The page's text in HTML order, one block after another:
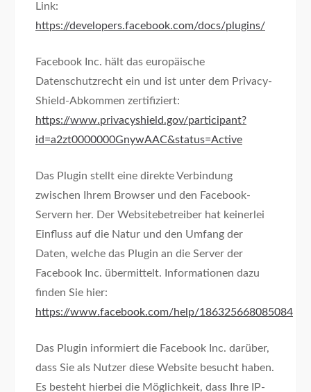
Link:
https://developers.facebook.com/docs/plugins/
Facebook Inc. hält das europäische
Datenschutzrecht ein und ist unter dem Privacy-
Shield-Abkommen zertifiziert:
https://www.privacyshield.gov/participant?
id=a2zt0000000GnywAAC&status=Active
Das Plugin stellt eine direkte Verbindung
zwischen Ihrem Browser und den Facebook-
Servern her. Der Websitebetreiber hat keinerlei
Einfluss auf die Natur und den Umfang der
Daten, welche das Plugin an die Server der
Facebook Inc. übermittelt. Informationen dazu
finden Sie hier:
https://www.facebook.com/help/186325668085084
Das Plugin informiert die Facebook Inc. darüber,
dass Sie als Nutzer diese Website besucht haben.
Es besteht hierbei die Möglichkeit, dass Ihre IP-